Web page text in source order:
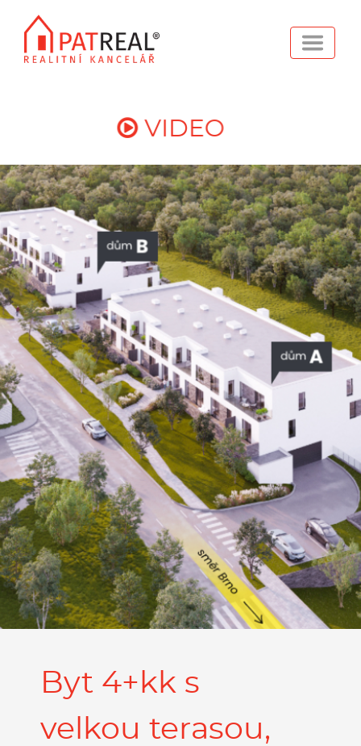
VIDEO
Byt 4+kk s
velkou terasou,